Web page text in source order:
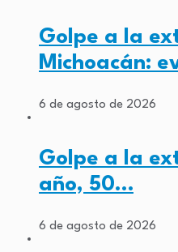
Golpe a la
Michoacán:
6 de agosto de 2026
Golpe a la
año, 50…
6 de agosto de 2026